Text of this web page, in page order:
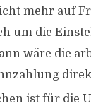
mehr auf
um die
wäre die
ist für die